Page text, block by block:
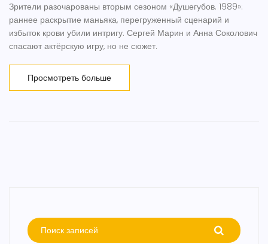
Зрители разочарованы вторым сезоном «Душегубов. 1989»:
раннее раскрытие маньяка, перегруженный сценарий и
избыток крови убили интригу. Сергей Марин и Анна Соколович
спасают актёрскую игру, но не сюжет.
Просмотреть больше